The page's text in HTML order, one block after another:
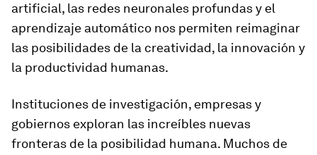
artificial, las redes neuronales profundas y el
aprendizaje automático nos permiten reimaginar
las posibilidades de la creatividad, la innovación y
la productividad humanas.
Instituciones de investigación, empresas y
gobiernos exploran las increíbles nuevas
fronteras de la posibilidad humana. Muchos de